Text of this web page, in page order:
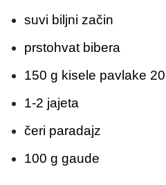
suvi biljni začin
prstohvat bibera
150 g kisele pavlake
1-2 jajeta
čeri paradajz
100 g gaude